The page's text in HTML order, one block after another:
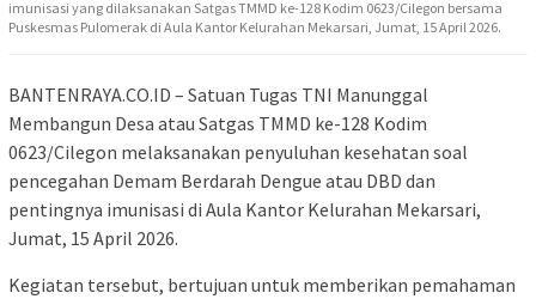
imunisasi yang dilaksanakan Satgas TMMD ke-128 Kodim 0623/Cilegon bersama
Puskesmas Pulomerak di Aula Kantor Kelurahan Mekarsari, Jumat, 15 April 2026.
BANTENRAYA.CO.ID – Satuan Tugas TNI Manunggal
Membangun Desa atau Satgas TMMD ke-128 Kodim
0623/Cilegon melaksanakan penyuluhan kesehatan soal
pencegahan Demam Berdarah Dengue atau DBD dan
pentingnya imunisasi di Aula Kantor Kelurahan Mekarsari,
Jumat, 15 April 2026.
Kegiatan tersebut, bertujuan untuk memberikan pemahaman